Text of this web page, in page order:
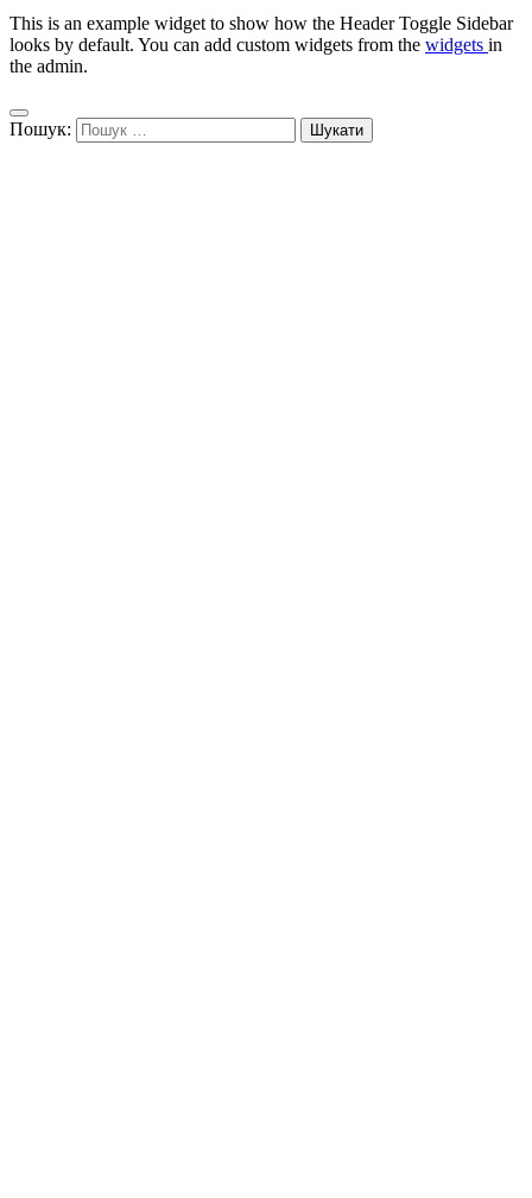
This is an example widget to show how the Header Toggle Sidebar
looks by default. You can add custom widgets from the widgets in
the admin.
Пошук: